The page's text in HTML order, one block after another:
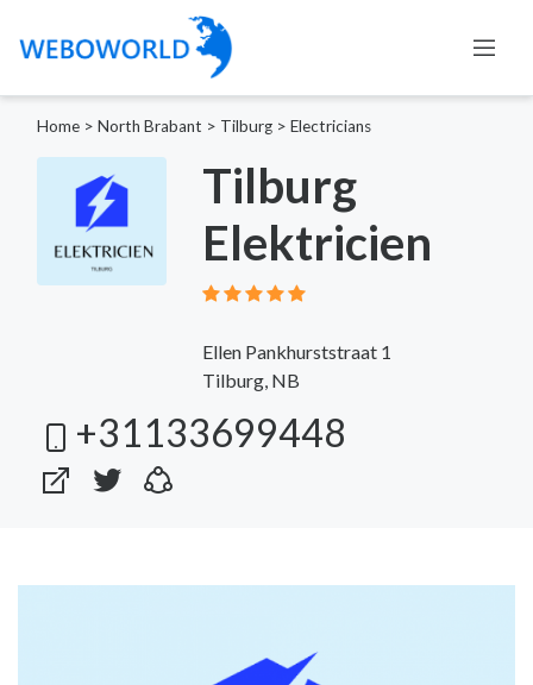
Home > North Brabant > Tilburg > Electricians
Tilburg
Elektricien
Ellen Pankhurststraat 1
Tilburg, NB
+31133699448